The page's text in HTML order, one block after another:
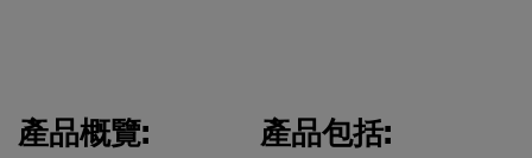
產品概覽: 產品包括: